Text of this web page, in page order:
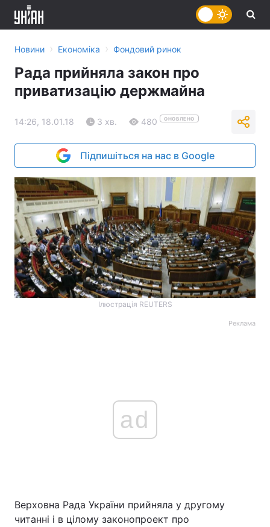
Новини › Економіка › Фондовий ринок
Рада прийняла закон про
приватизацію держмайна
14:26, 18.01.18 3 хв. 480 ОНОВЛЕНО
Підпишіться на нас в Google
Ілюстрація REUTERS
Реклама
ad
Верховна Рада України прийняла у другому
читанні і в цілому законопроект про